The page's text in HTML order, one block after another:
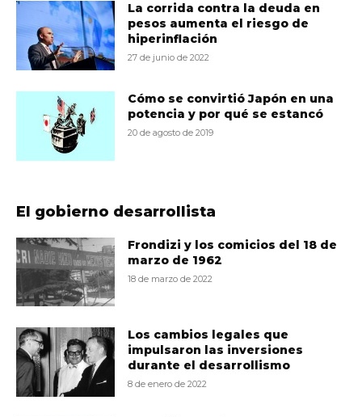
La corrida contra la deuda en
pesos aumenta el riesgo de
hiperinflación
27 de junio de 2022
Cómo se convirtió Japón en una
potencia y por qué se estancó
20 de agosto de 2019
El gobierno desarrollista
Frondizi y los comicios del 18 de
marzo de 1962
18 de marzo de 2022
Los cambios legales que
impulsaron las inversiones
durante el desarrollismo
8 de enero de 2022